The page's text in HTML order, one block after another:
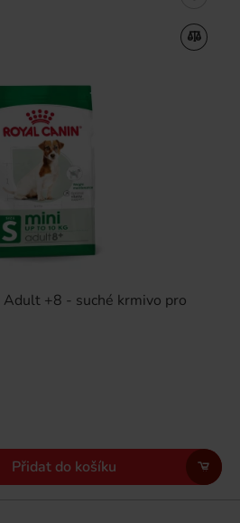
Adult +8 - suché krmivo pro
Přidat do košíku